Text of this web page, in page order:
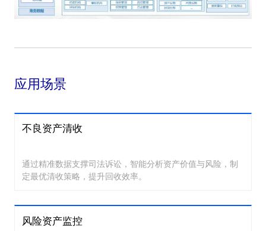
应用场景
不良资产清收
通过精准数据支撑司法诉讼，智能分析资产价值与风险，制
定最优清收策略，提升回收效率。
风险资产监控